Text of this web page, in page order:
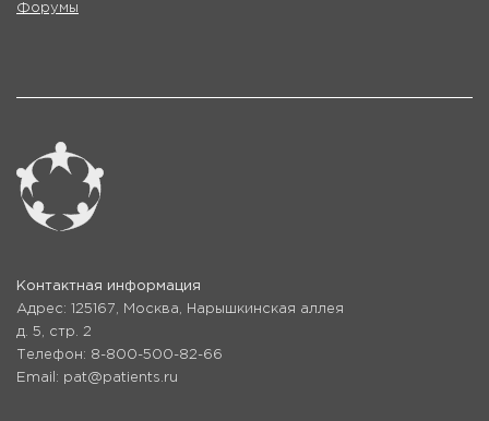
Форумы
Контактная информация
Адрес: 125167, Москва, Нарышкинская аллея
д. 5, стр. 2
Телефон: 8-800-500-82-66
Email: pat@patients.ru